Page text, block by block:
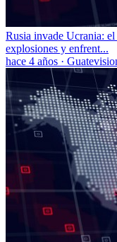
Rusia invade Ucrania: el
explosiones y enfrent...
hace 4 años ·